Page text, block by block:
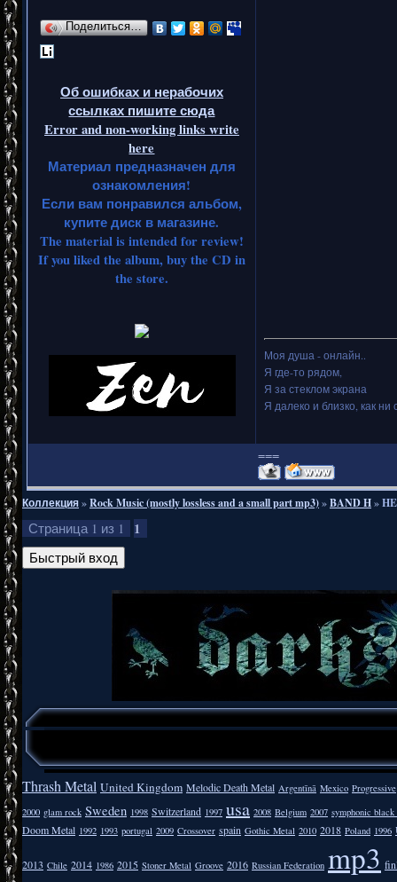
Поделиться…
Об ошибках и нерабочих
ссылках пишите сюда
Error and non-working links write
here
Материал предназначен для
ознакомления!
Если вам понравился альбом,
купите диск в магазине.
The material is intended for review!
If you liked the album, buy the CD in
the store.
Моя душа - онлайн..
Я где-то рядом,
Я за стеклом экрана
Я далеко и близко, как ни
===
Коллекция»Rock Music (mostly lossless and a small part mp3)»BAND H»
Страница 1 из 1 1
Thrash Metal United Kingdom Melodic Death Metal Argentīnā Mexico Progressive
2000 glam rock Sweden 1998 Switzerland 1997 usa 2008 Belgium 2007 symphonic
Doom Metal 1992 1993 portugal 2009 Crossover spain Gothic Metal 2010 2018 Poland 1996
2013 Chile 2014 1986 2015 Stoner Metal Groove 2016 Russian Federation mp3